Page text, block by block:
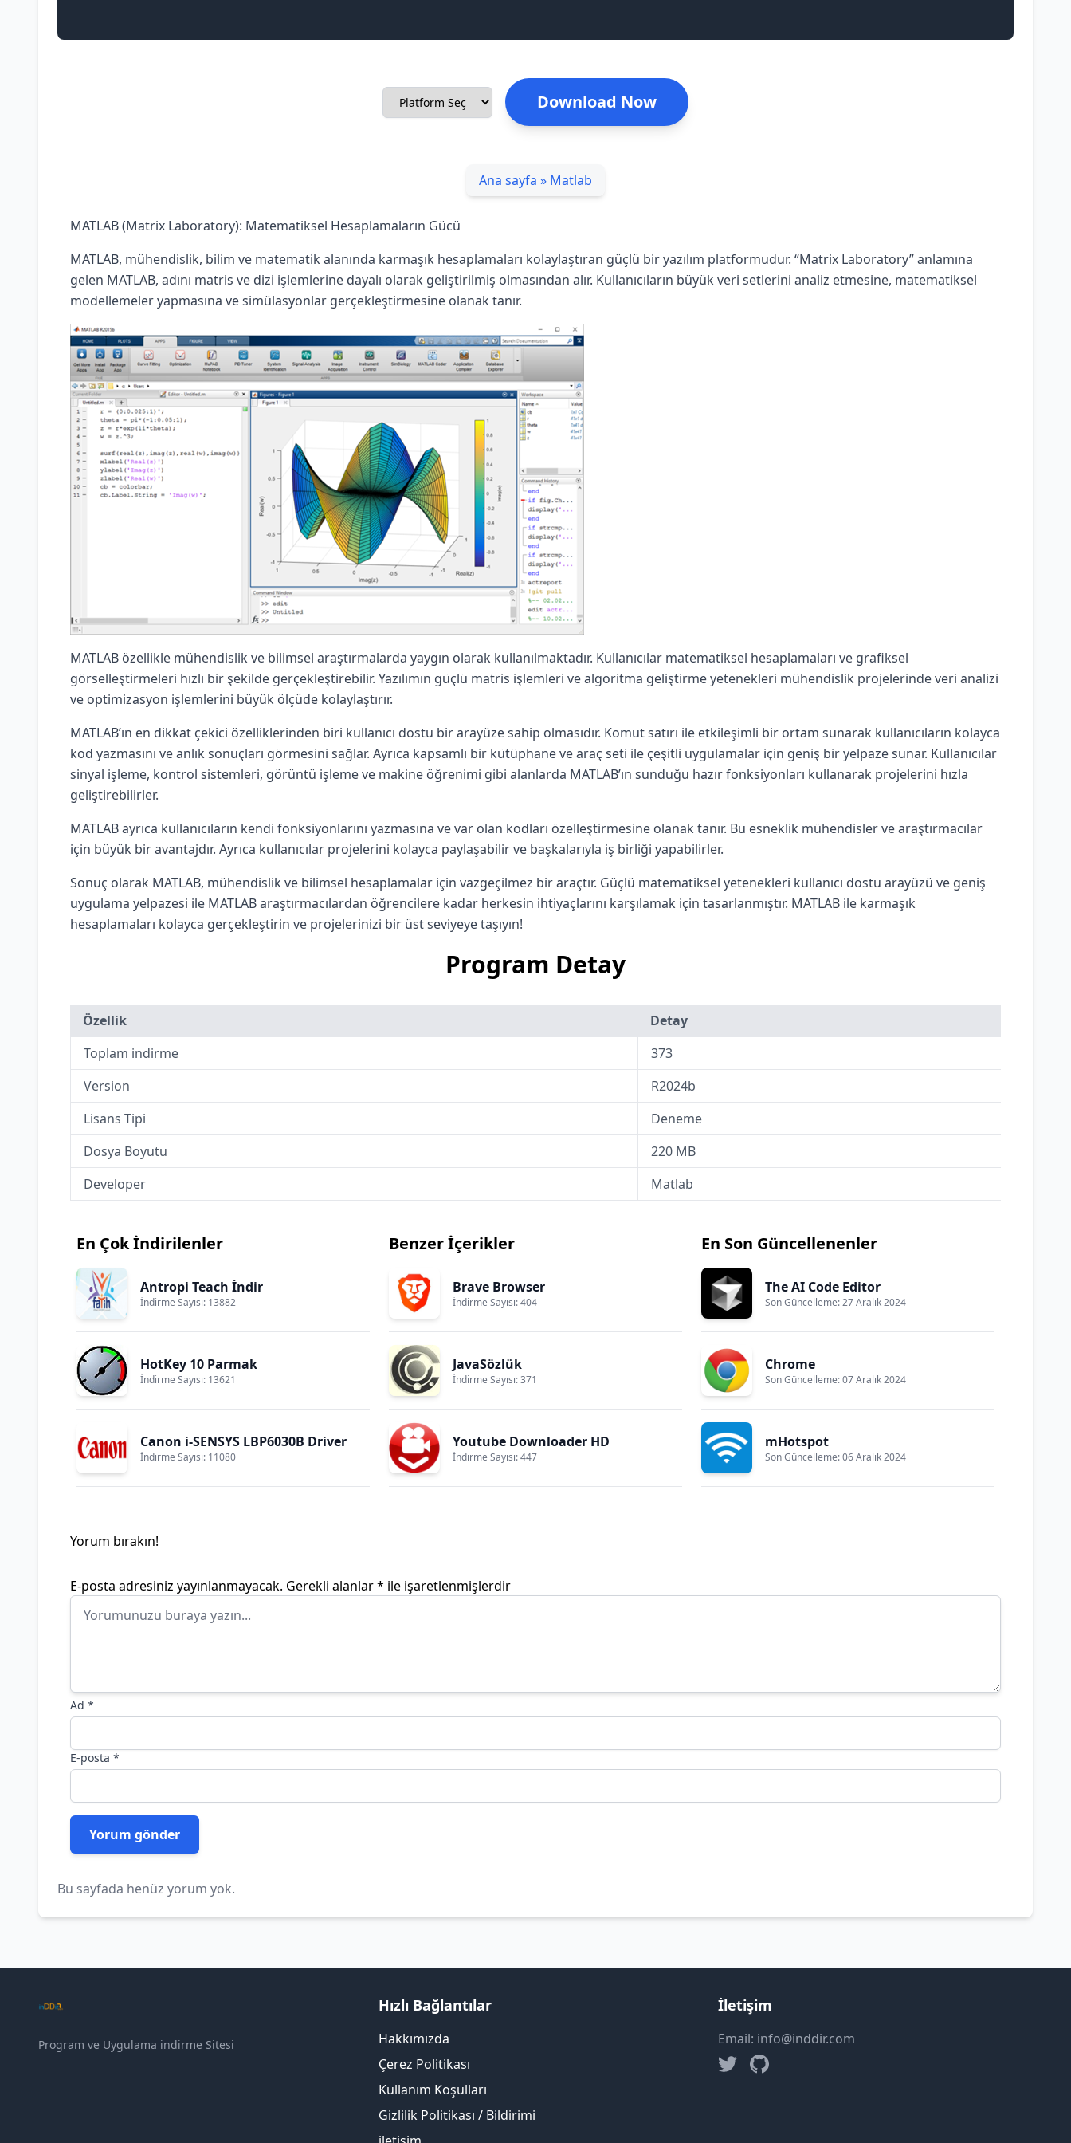
Download Now
Ana sayfa » Matlab
MATLAB (Matrix Laboratory): Matematiksel Hesaplamaların Gücü
MATLAB, mühendislik, bilim ve matematik alanında karmaşık hesaplamaları kolaylaştıran güçlü bir yazılım platformudur. “Matrix Laboratory” anlamına
gelen MATLAB, adını matris ve dizi işlemlerine dayalı olarak geliştirilmiş olmasından alır. Kullanıcıların büyük veri setlerini analiz etmesine, matematiksel
modellemeler yapmasına ve simülasyonlar gerçekleştirmesine olanak tanır.
MATLAB özellikle mühendislik ve bilimsel araştırmalarda yaygın olarak kullanılmaktadır. Kullanıcılar matematiksel hesaplamaları ve grafiksel
görselleştirmeleri hızlı bir şekilde gerçekleştirebilir. Yazılımın güçlü matris işlemleri ve algoritma geliştirme yetenekleri mühendislik projelerinde veri analizi
ve optimizasyon işlemlerini büyük ölçüde kolaylaştırır.
MATLAB’ın en dikkat çekici özelliklerinden biri kullanıcı dostu bir arayüze sahip olmasıdır. Komut satırı ile etkileşimli bir ortam sunarak kullanıcıların kolayca
kod yazmasını ve anlık sonuçları görmesini sağlar. Ayrıca kapsamlı bir kütüphane ve araç seti ile çeşitli uygulamalar için geniş bir yelpaze sunar. Kullanıcılar
sinyal işleme, kontrol sistemleri, görüntü işleme ve makine öğrenimi gibi alanlarda MATLAB’ın sunduğu hazır fonksiyonları kullanarak projelerini hızla
geliştirebilirler.
MATLAB ayrıca kullanıcıların kendi fonksiyonlarını yazmasına ve var olan kodları özelleştirmesine olanak tanır. Bu esneklik mühendisler ve araştırmacılar
için büyük bir avantajdır. Ayrıca kullanıcılar projelerini kolayca paylaşabilir ve başkalarıyla iş birliği yapabilirler.
Sonuç olarak MATLAB, mühendislik ve bilimsel hesaplamalar için vazgeçilmez bir araçtır. Güçlü matematiksel yetenekleri kullanıcı dostu arayüzü ve geniş
uygulama yelpazesi ile MATLAB araştırmacılardan öğrencilere kadar herkesin ihtiyaçlarını karşılamak için tasarlanmıştır. MATLAB ile karmaşık
hesaplamaları kolayca gerçekleştirin ve projelerinizi bir üst seviyeye taşıyın!
Program Detay
Özellik
Detay
Toplam indirme
373
Version
R2024b
Lisans Tipi
Deneme
Dosya Boyutu
220 MB
Developer
Matlab
En Çok İndirilenler
Antropi Teach İndir
İndirme Sayısı: 13882
HotKey 10 Parmak
İndirme Sayısı: 13621
Canon i-SENSYS LBP6030B Driver
İndirme Sayısı: 11080
Benzer İçerikler
Brave Browser
İndirme Sayısı: 404
JavaSözlük
İndirme Sayısı: 371
Youtube Downloader HD
İndirme Sayısı: 447
En Son Güncellenenler
The AI Code Editor
Son Güncelleme: 27 Aralık 2024
Chrome
Son Güncelleme: 07 Aralık 2024
mHotspot
Son Güncelleme: 06 Aralık 2024
Yorum bırakın!
E-posta adresiniz yayınlanmayacak. Gerekli alanlar* ile işaretlenmişlerdir
Ad *
E-posta *
Bu sayfada henüz yorum yok.
Program ve Uygulama indirme Sitesi
Hızlı Bağlantılar
Hakkımızda
Çerez Politikası
Kullanım Koşulları
Gizlilik Politikası / Bildirimi
İletişim
Email: info@inddir.com